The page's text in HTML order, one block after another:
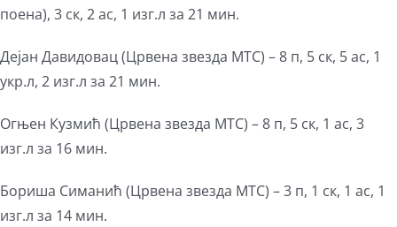
поена), 3 ск, 2 ас, 1 изг.л за 21 мин.
Дејан Давидовац (Црвена звезда МТС) – 8 п, 5 ск, 5 ас, 1
укр.л, 2 изг.л за 21 мин.
Огњен Кузмић (Црвена звезда МТС) – 8 п, 5 ск, 1 ас, 3
изг.л за 16 мин.
Бориша Симанић (Црвена звезда МТС) – 3 п, 1 ск, 1 ас, 1
изг.л за 14 мин.